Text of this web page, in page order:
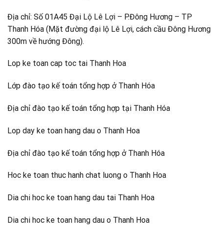
Địa chỉ: Số 01A45 Đại Lộ Lê Lợi – P.Đông Hương – TP
Thanh Hóa (Mặt đường đại lộ Lê Lợi, cách cầu Đông Hương
300m về hướng Đông).
Lop ke toan cap toc tai Thanh Hoa
Lớp đào tạo kế toán tổng hợp ở Thanh Hóa
Địa chỉ đào tạo kế toán tổng hợp tại Thanh Hóa
Lop day ke toan hang dau o Thanh Hoa
Địa chỉ đào tạo kế toán tổng hợp ở Thanh Hóa
Hoc ke toan thuc hanh chat luong o Thanh Hoa
Dia chi hoc ke toan hang dau tai Thanh Hoa
Dia chi hoc ke toan hang dau o Thanh Hoa